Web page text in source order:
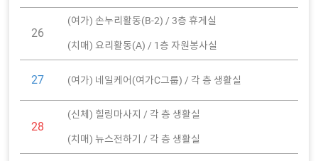
26
(여가) 손누리활동(B-2) / 3층 휴게실
(치매) 요리활동(A) / 1층 자원봉사실
27 (여가) 네일케어(여가C그룹) / 각 층 생활실
28
(신체) 힐링마사지 / 각 층 생활실
(치매) 뉴스전하기 / 각 층 생활실